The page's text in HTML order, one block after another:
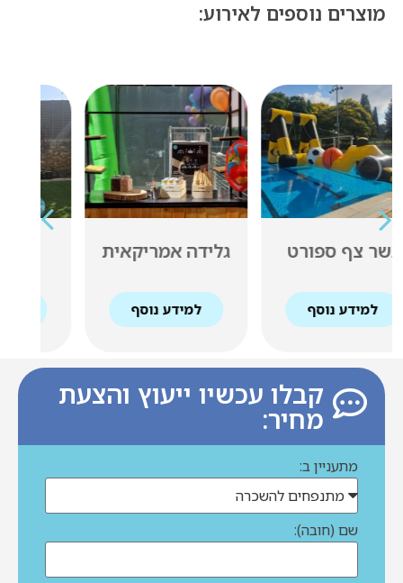
מוצרים נוספים לאירוע:
גלידה אמריקאית
למידע נוסף
תפוס אותי
למידע נוסף
קבלו עכשיו ייעוץ והצעת
מחיר:
מתעניין ב:
שם (חובה):